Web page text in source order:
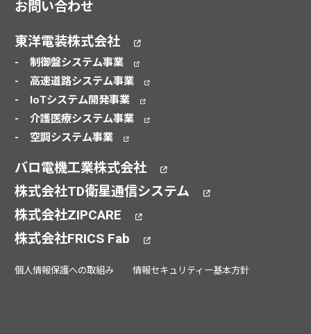
お問い合わせ
東洋電装株式会社
制御盤システム事業
高速道路システム事業
IoTシステム開発事業
介護医療システム事業
空調システム事業
バロ電機工業株式会社
株式会社TD衛星通信システム
株式会社ZIPCARE
株式会社FRICS Fab
個人情報保護への取組み 情報セキュリティー基本方針